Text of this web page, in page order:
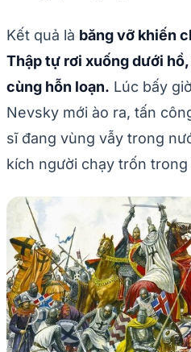
Kết quả là băng vỡ khiến
Thập tự rơi xuống dưới
cùng hỗn loạn. Lúc bấy
Nevsky mới ào ra, tấn
sĩ đang vùng vẫy trong
kích người chạy trốn trong